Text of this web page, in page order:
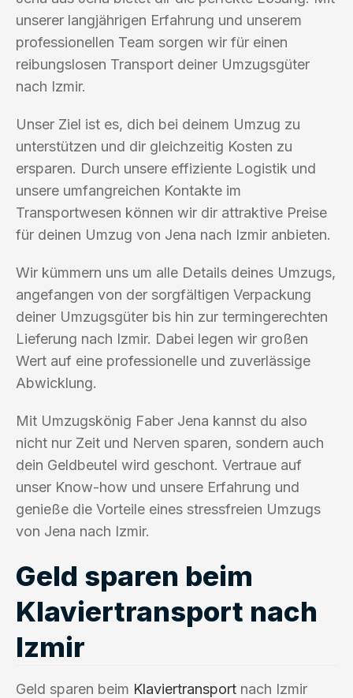
unserer langjährigen Erfahrung und unserem
professionellen Team sorgen wir für einen
reibungslosen Transport deiner Umzugsgüter
nach Izmir.
Unser Ziel ist es, dich bei deinem Umzug zu
unterstützen und dir gleichzeitig Kosten zu
ersparen. Durch unsere effiziente Logistik und
unsere umfangreichen Kontakte im
Transportwesen können wir dir attraktive Preise
für deinen Umzug von Jena nach Izmir anbieten.
Wir kümmern uns um alle Details deines Umzugs,
angefangen von der sorgfältigen Verpackung
deiner Umzugsgüter bis hin zur termingerechten
Lieferung nach Izmir. Dabei legen wir großen
Wert auf eine professionelle und zuverlässige
Abwicklung.
Mit Umzugskönig Faber Jena kannst du also
nicht nur Zeit und Nerven sparen, sondern auch
dein Geldbeutel wird geschont. Vertraue auf
unser Know-how und unsere Erfahrung und
genieße die Vorteile eines stressfreien Umzugs
von Jena nach Izmir.
Geld sparen beim
Klaviertransport nach
Izmir
Geld sparen beim Klaviertransport nach Izmir